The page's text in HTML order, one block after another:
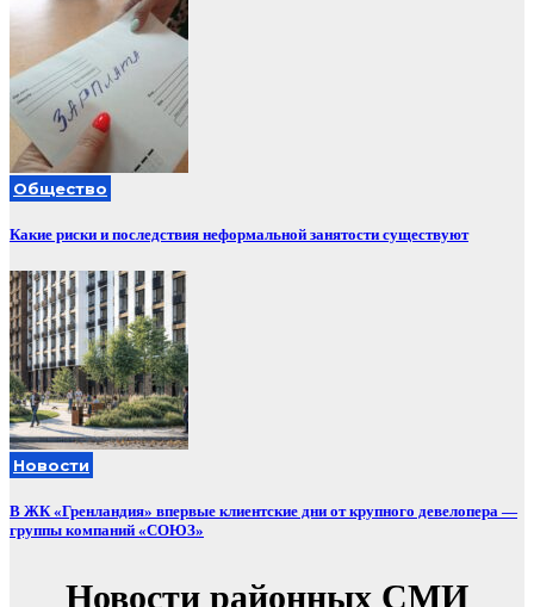
Общество
Какие риски и последствия неформальной занятости существуют
Новости
В ЖК «Гренландия» впервые клиентские дни от крупного девелопера —
группы компаний «СОЮЗ»